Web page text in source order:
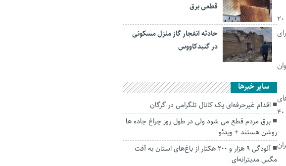
رییس مرکز آموزش فنی و حرفه‌ای گنبدکاووس ادامه داد: علاوه بر آن در بازدید نمایندگان نهاد ریاست جمهوری بیش از ۲۰
نوین در رشته‌های پرکاربرد مانند آموزش هوش مصنوعی و اینترت اشیا و برنامه ریزی و تعمیرات تلفن همراه و رایانه نیازمند ۴۰
قطعی برق
حادثه انفجار گاز منزل مسکونی
در گنبدکاووس
سایر خبرها
اقدام غیرحرفه‌ای یک کانال تلگرامی در گرگان
برق مردم قطع می شود ولی در طول روز چراغ جاده ها
روشن هستند + ویدئو
آلودگی ۹ هزار و ۲۰۰ هکتار از باغ‌های استان به آفت
مگس مدیترانه‌ای